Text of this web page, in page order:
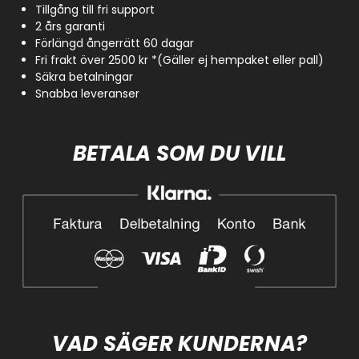
Tillgång till fri support
2 års garanti
Förlängd ångerrätt 60 dagar
Fri frakt över 2500 kr *(Gäller ej hempaket eller pall)
Säkra betalningar
Snabba leveranser
BETALA SOM DU VILL
VAD SÄGER KUNDERNA?